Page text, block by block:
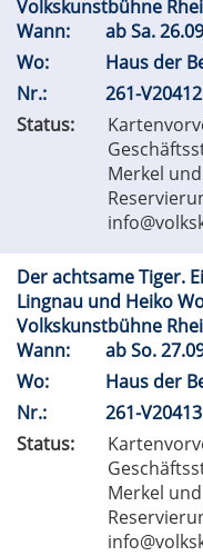
Volkskunstbühne
Wann:
abSa.
Wo:
Haus der
Nr.:
261-V20412
Status:
Merkel
Der achtsame Tiger.
Lingnau und Heiko
Volkskunstbühne
Wann:
abSo.
Wo:
Haus der
Nr.:
261-V20413
Status:
Merkel